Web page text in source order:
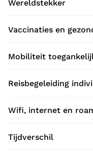
Wereldstekker
Vaccinaties en
Mobiliteit
Reisbegeleiding
Wifi, internet en
Tijdverschil